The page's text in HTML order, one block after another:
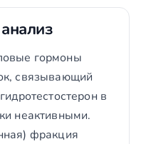
гормоны
связывающий
в
неактивными.
фракция